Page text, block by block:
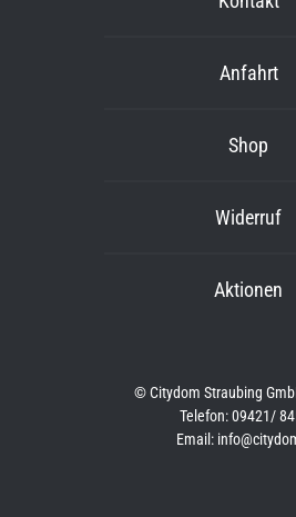
Anfahrt
Shop
Widerruf
Aktionen
© Citydom Straubing
Telefon: 09421/
Email: